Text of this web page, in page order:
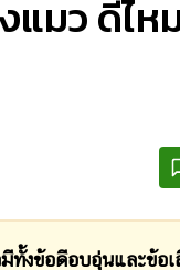
มว ดีไห
อดีอบอุ่นและข้อเสี